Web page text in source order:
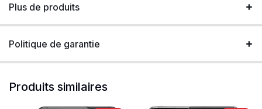
Plus de produits
Politique de garantie
Produits similaires